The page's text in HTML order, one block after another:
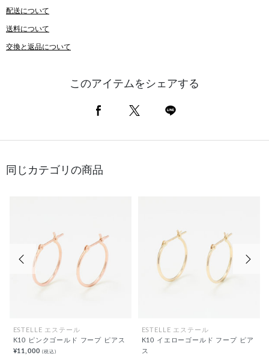
配送について
送料について
交換と返品について
このアイテムをシェアする
同じカテゴリの商品
ESTELLE エステール
K10 ピンクゴールド フープ ピアス
¥11,000(税込)
ESTELLE エステール
K10 イエローゴールド フープ ピア
ス
前の画像